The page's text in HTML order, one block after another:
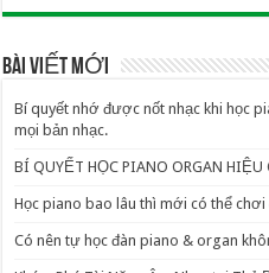
BÀI VIẾT MỚI
Bí quyết nhớ được nốt nhạc khi học
mọi bản nhạc.
BÍ QUYẾT HỌC PIANO ORGAN
Học piano bao lâu thì mới có thể chơi
Có nên tự học đàn piano & organ